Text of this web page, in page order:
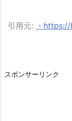
引用元:
・
スポンサーリンク